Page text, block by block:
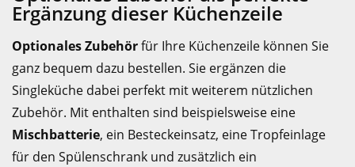
Ergänzung dieser Küchenzeile
Optionales Zubehörfür Ihre Küchenzeile können Sie
ganz bequem dazu bestellen. Sie ergänzen die
Singleküche dabei perfekt mit weiterem nützlichen
Zubehör. Mit enthalten sind beispielsweise eine
Mischbatterie, ein Besteckeinsatz, eine Tropfeinlage
für den Spülenschrank und zusätzlich ein